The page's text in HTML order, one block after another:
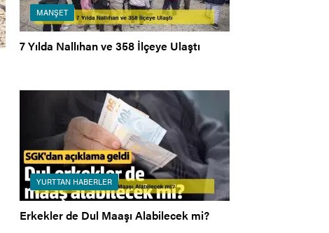
MANŞET
7 Yılda Nallıhan ve 358 İlçeye Ulaştı
YURTTAN HABERLER
Erkekler de Dul Maaşı Alabilecek mi?